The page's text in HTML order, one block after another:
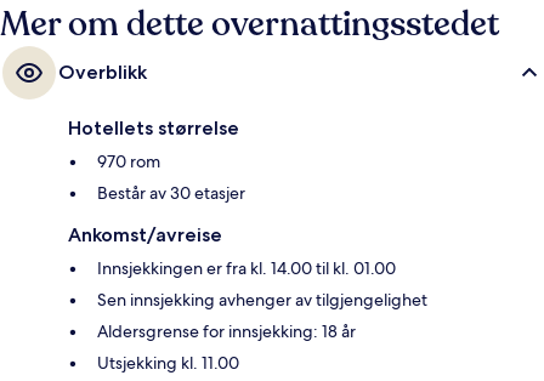
Mer om dette overnattingsstedet
Overblikk
Hotellets størrelse
970 rom
Består av 30 etasjer
Ankomst/avreise
Innsjekkingen er fra kl. 14.00 til kl. 01.00
Sen innsjekking avhenger av tilgjengelighet
Aldersgrense for innsjekking: 18 år
Utsjekking kl. 11.00